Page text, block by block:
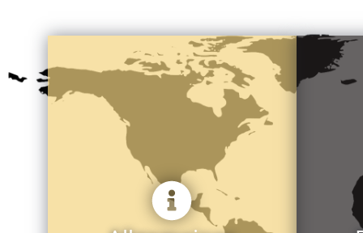
Demokratische Verfassung
Gewaltenteilung
Säkularer Staat mit
Religionsfreiheit, Presse- und
Meinungsfreiheit
16